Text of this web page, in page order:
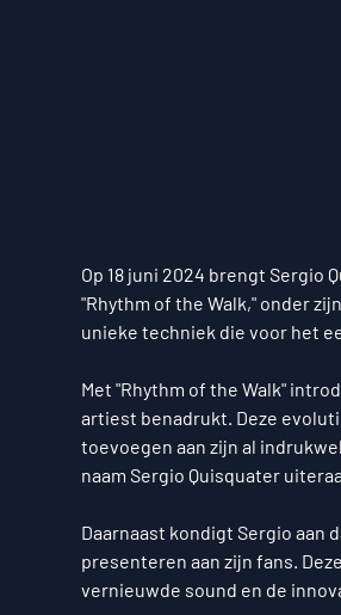
Op 18 juni 2024 brengt
"Rhythm of the Walk," onder
unieke techniek die voor het
Met "Rhythm of the Walk"
artiest benadrukt. Deze
toevoegen aan zijn al
naam Sergio Quisquater
Daarnaast kondigt Sergio aan
presenteren aan zijn fans.
vernieuwde sound en de